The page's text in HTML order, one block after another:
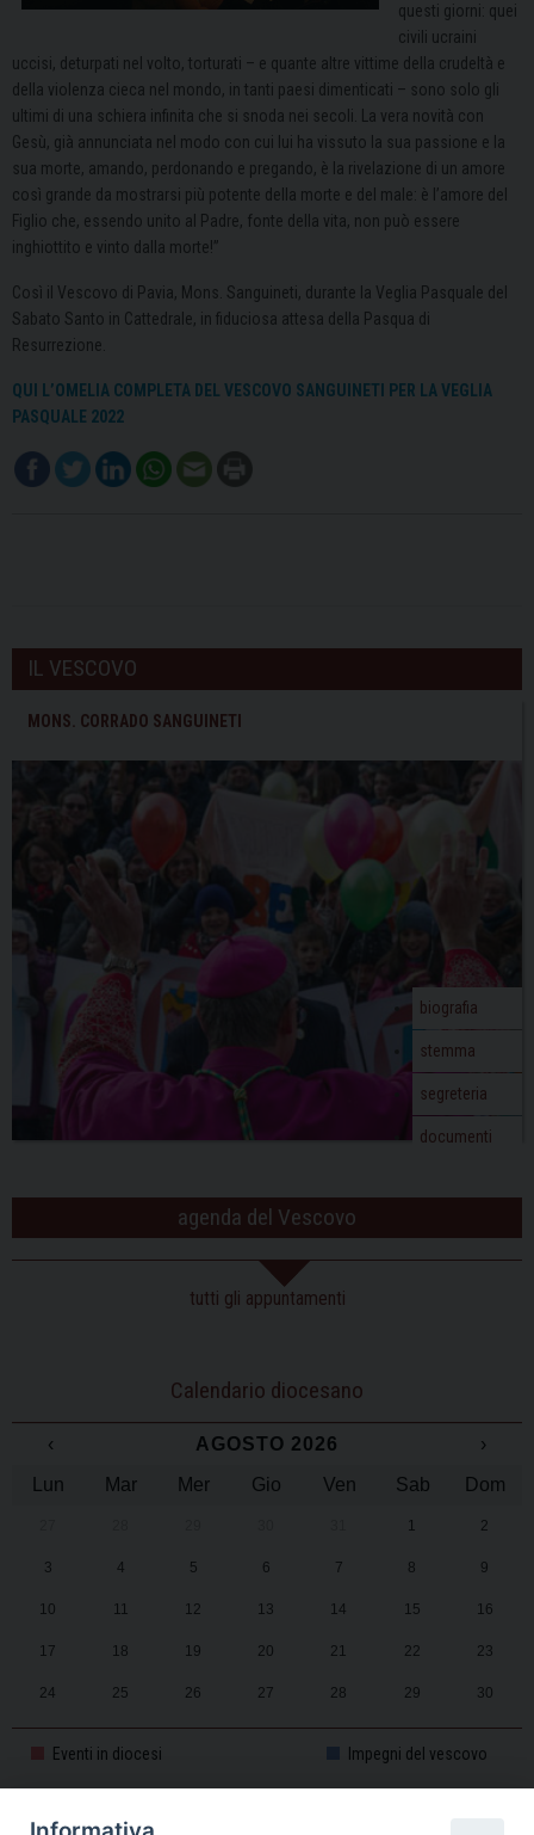
questi giorni: quei
civili ucraini
uccisi, deturpati nel volto, torturati – e quante altre vittime della crudeltà e
della violenza cieca nel mondo, in tanti paesi dimenticati – sono solo gli
ultimi di una schiera infinita che si snoda nei secoli. La vera novità con
Gesù, già annunciata nel modo con cui lui ha vissuto la sua passione e la
sua morte, amando, perdonando e pregando, è la rivelazione di un amore
così grande da mostrarsi più potente della morte e del male: è l’amore del
Figlio che, essendo unito al Padre, fonte della vita, non può essere
inghiottito e vinto dalla morte!”
Così il Vescovo di Pavia, Mons. Sanguineti, durante la Veglia Pasquale del
Sabato Santo in Cattedrale, in fiduciosa attesa della Pasqua di
Resurrezione.
QUI L’OMELIA COMPLETA DEL VESCOVO SANGUINETI PER LA VEGLIA
PASQUALE 2022
IL VESCOVO
MONS. CORRADO SANGUINETI
biografia
stemma
segreteria
documenti
agenda del Vescovo
tutti gli appuntamenti
Calendario diocesano
‹ AGOSTO 2026
›
Lun
Mar Mer Gio Ven Sab Dom
1 2
3 4 5 6 7 8 9
10 11 12 13 14 15 16
17 18 19 20 21 22 23
24 25 26 27 28 29 30
31 1 2 3 4 5 6
Eventi in diocesi Impegni del vescovo